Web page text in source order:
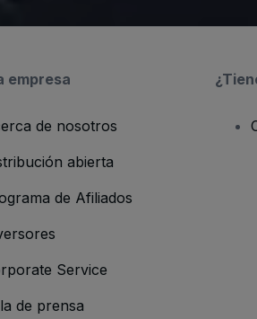
empresa
de nosotros
abierta
de Afiliados
Service
de prensa